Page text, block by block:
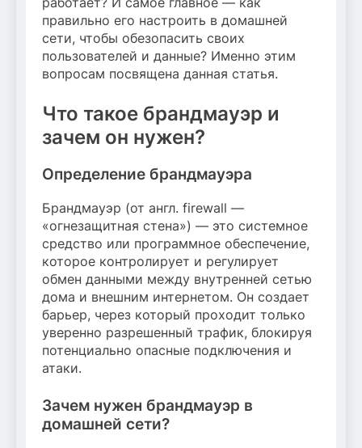
правильно его настроить в домашней
сети, чтобы обезопасить своих
пользователей и данные? Именно этим
вопросам посвящена данная статья.
Что такое брандмауэр и
зачем он нужен?
Определение брандмауэра
Брандмауэр (от англ. firewall —
«огнезащитная стена») — это системное
средство или программное обеспечение,
которое контролирует и регулирует
обмен данными между внутренней сетью
дома и внешним интернетом. Он создает
барьер, через который проходит только
уверенно разрешенный трафик, блокируя
потенциально опасные подключения и
атаки.
Зачем нужен брандмауэр в
домашней сети?